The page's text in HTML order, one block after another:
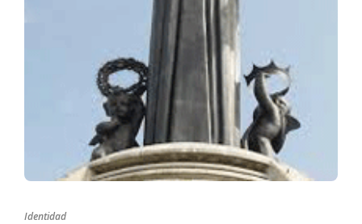
Identidad